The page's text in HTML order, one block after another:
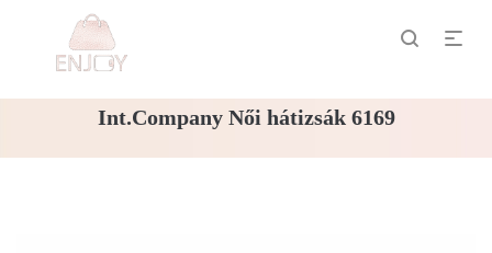
Int.Company Női hátizsák 6169